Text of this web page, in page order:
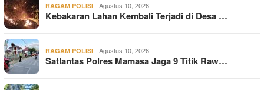
RAGAM POLISI Agustus 10, 2026
Kebakaran Lahan Kembali Terjadi di Desa …
RAGAM POLISI Agustus 10, 2026
Satlantas Polres Mamasa Jaga 9 Titik Raw…